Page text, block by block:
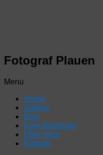
Fotograf Plauen
Menu
Home
Galerie
Blog
Foto download
Über mich
Kontakt